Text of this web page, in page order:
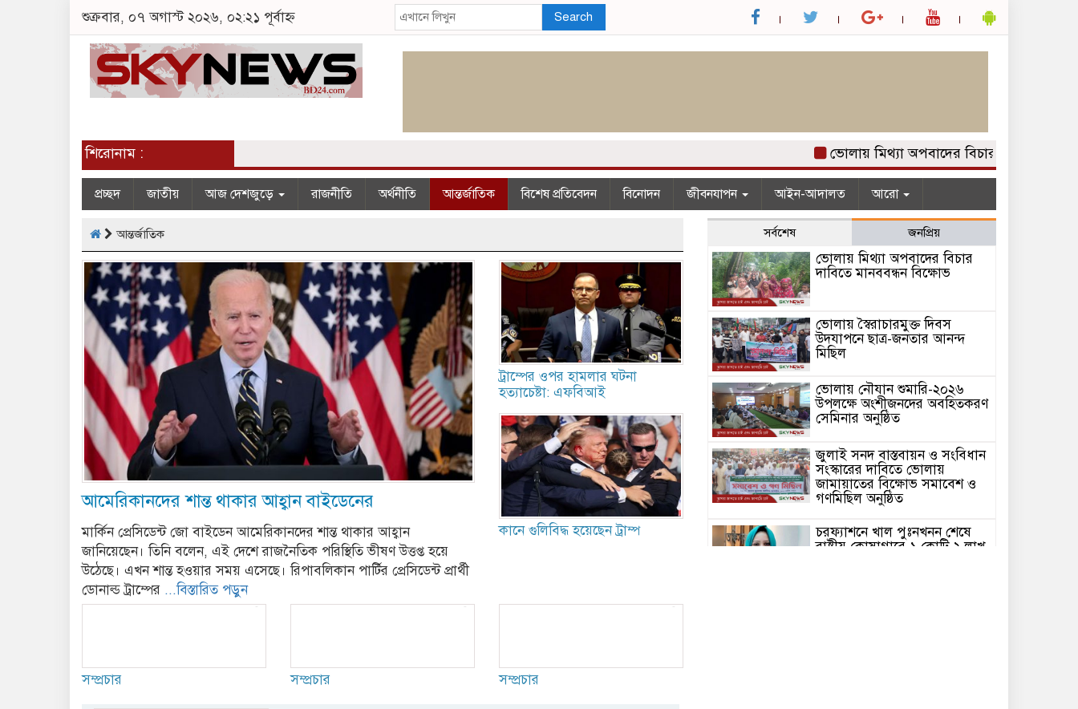
শুক্রবার, ০৭ অগাস্ট ২০২৬, ০২:২১ পূর্বাহ্ন Search
শিরোনাম : ভোলায় মিথ্যা অপবাদের বিচার দাবিতে
প্রচ্ছদ জাতীয় আজ দেশজুড়ে রাজনীতি অর্থনীতি আন্তর্জাতিক বিশেষ প্রতিবেদন বিনোদন জীবনযাপন আইন-আদালত আরো
আন্তর্জাতিক
আমেরিকানদের শান্ত থাকার আহ্বান বাইডেনের
মার্কিন প্রেসিডেন্ট জো বাইডেন আমেরিকানদের শান্ত থাকার আহ্বান
জানিয়েছেন। তিনি বলেন, এই দেশে রাজনৈতিক পরিস্থিতি ভীষণ উত্তপ্ত হয়ে
উঠেছে। এখন শান্ত হওয়ার সময় এসেছে। রিপাবলিকান পার্টির প্রেসিডেন্ট প্রার্থী
ডোনাল্ড ট্রাম্পের ...বিস্তারিত পড়ুন
ট্রাম্পের ওপর হামলার ঘটনা
হত্যাচেষ্টা: এফবিআই
কানে গুলিবিদ্ধ হয়েছেন ট্রাম্প
সম্প্রচার সম্প্রচার সম্প্রচার
সর্বশেষ জনপ্রিয়
ভোলায় মিথ্যা অপবাদের বিচার
দাবিতে মানববন্ধন বিক্ষোভ
ভোলায় স্বৈরাচারমুক্ত দিবস
উদযাপনে ছাত্র-জনতার আনন্দ
মিছিল
ভোলায় নৌযান শুমারি-২০২৬
উপলক্ষে অংশীজনদের অবহিতকরণ
সেমিনার অনুষ্ঠিত
জুলাই সনদ বাস্তবায়ন ও সংবিধান
সংস্কারের দাবিতে ভোলায়
জামায়াতের বিক্ষোভ সমাবেশ ও
গণমিছিল অনুষ্ঠিত
চরফ্যাশনে খাল পুঃনখনন শেষে
রাষ্ট্রীয় কোষাগারে ১ কোটি ২ লাখ